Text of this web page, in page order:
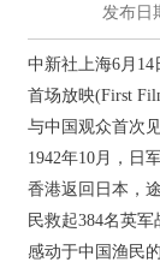
发布日
中新社上海6月
首场放映(First
与中国观众首次
1942年10月，日
香港返回日本，
民救起384名英军
感动于中国渔民